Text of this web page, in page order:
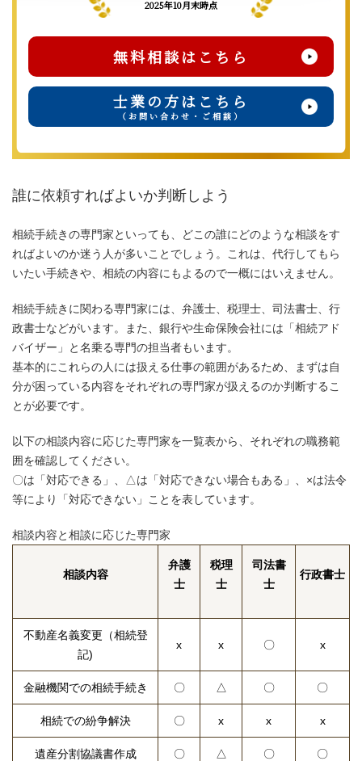
2025年10月末時点
無料相談はこちら
士業の方はこちら
（お問い合わせ・ご相談）
誰に依頼すればよいか判断しよう
相続手続きの専門家といっても、どこの誰にどのような相談をす
ればよいのか迷う人が多いことでしょう。これは、代行してもら
いたい手続きや、相続の内容にもよるので一概にはいえません。
相続手続きに関わる専門家には、弁護士、税理士、司法書士、行
政書士などがいます。また、銀行や生命保険会社には「相続アド
バイザー」と名乗る専門の担当者もいます。
基本的にこれらの人には扱える仕事の範囲があるため、まずは自
分が困っている内容をそれぞれの専門家が扱えるのか判断するこ
とが必要です。
以下の相談内容に応じた専門家を一覧表から、それぞれの職務範
囲を確認してください。
〇は「対応できる」、△は「対応できない場合もある」、×は法令
等により「対応できない」ことを表しています。
相談内容と相談に応じた専門家
相談内容
弁護
士
税理
士
司法書
士
行政書士
不動産名義変更（相続登
記)
x x 〇 x
金融機関での相続手続き 〇 △ 〇 〇
相続での紛争解決 〇 x x x
遺産分割協議書作成 〇 △ 〇 〇